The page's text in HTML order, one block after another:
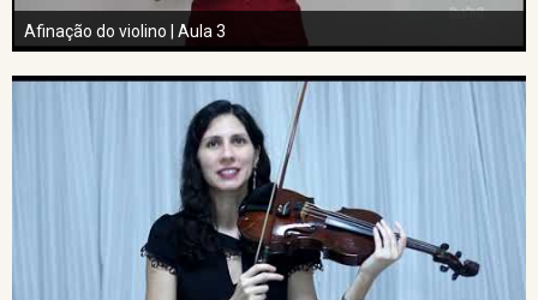
Afinação do violino | Aula 3